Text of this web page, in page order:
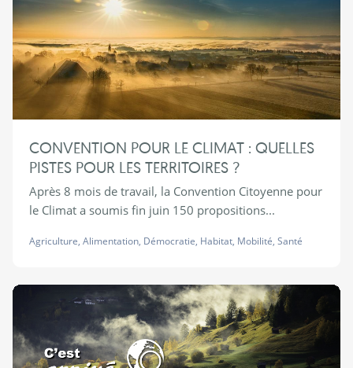
CONVENTION POUR LE CLIMAT : QUELLES
PISTES POUR LES TERRITOIRES ?
Après 8 mois de travail, la Convention Citoyenne pour
le Climat a soumis fin juin 150 propositions...
Agriculture, Alimentation, Démocratie, Habitat, Mobilité, Santé